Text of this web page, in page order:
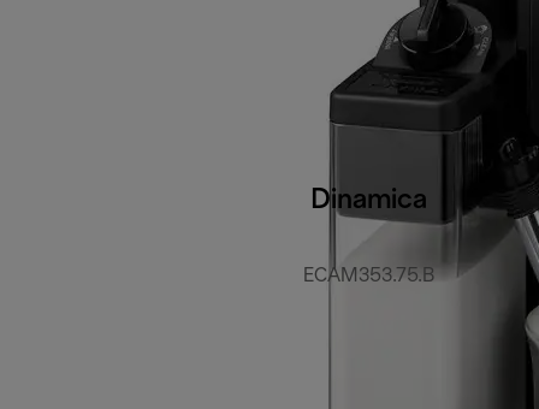
Dinamica
ECAM353.75.B